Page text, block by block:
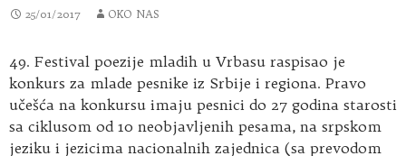
25/01/2017 OKO NAS
49. Festival poezije mladih u Vrbasu raspisao je
konkurs za mlade pesnike iz Srbije i regiona. Pravo
učešća na konkursu imaju pesnici do 27 godina starosti
sa ciklusom od 10 neobjavljenih pesama, na srpskom
jeziku i jezicima nacionalnih zajednica (sa prevodom